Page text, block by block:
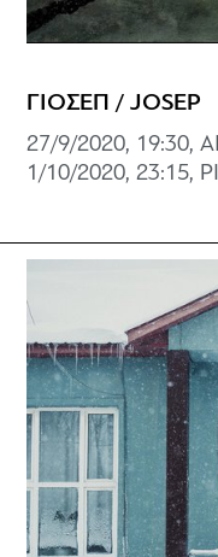
ΓΙΟΣΕΠ / JOSEP
27/9/2020, 19:30,
1/10/2020, 23:15,